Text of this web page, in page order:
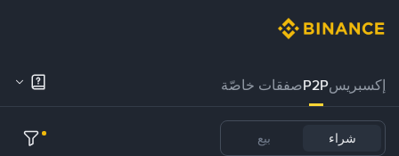
إكسبريسP2Pصفقات خاصّة
شراء بيع